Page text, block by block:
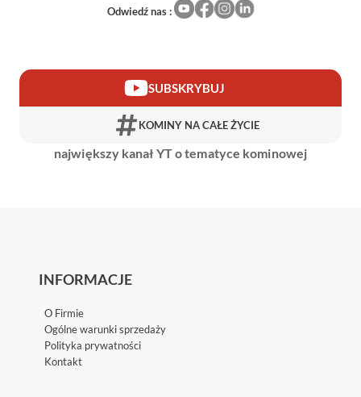
Odwiedź nas :
SUBSKRYBUJ
KOMINY NA CAŁE ŻYCIE
największy kanał YT o tematyce kominowej
INFORMACJE
O Firmie
Ogólne warunki sprzedaży
Polityka prywatności
Kontakt